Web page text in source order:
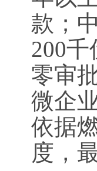
款；
200
零审
微企
依据
度，